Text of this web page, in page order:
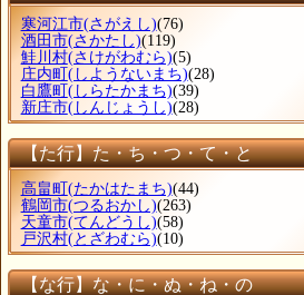
寒河江市(さがえし)(76)
酒田市(さかたし)(119)
鮭川村(さけがわむら)(5)
庄内町 (しようないまち)(28)
白鷹町 (しらたかまち)(39)
新庄市(しんじょうし)(28)
【た行】た・ち・つ・て・と
高畠町(たかはたまち)(44)
鶴岡市(つるおかし)(263)
天童市(てんどうし)(58)
戸沢村(とざわむら)(10)
【な行】な・に・ぬ・ね・の